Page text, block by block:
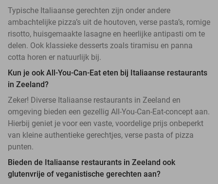
Typische Italiaanse gerechten zijn onder andere
ambachtelijke pizza’s uit de houtoven, verse pasta’s, romige
risotto, huisgemaakte lasagne en heerlijke antipasti om te
delen. Ook klassieke desserts zoals tiramisu en panna
cotta horen er natuurlijk bij.
Kun je ook All-You-Can-Eat eten bij Italiaanse restaurants
in Zeeland?
Zeker! Diverse Italiaanse restaurants in Zeeland en
omgeving bieden een gezellig All-You-Can-Eat-concept aan.
Hierbij geniet je voor een vaste, voordelige prijs onbeperkt
van kleine authentieke gerechtjes, verse pasta of pizza
punten.
Bieden de Italiaanse restaurants in Zeeland ook
glutenvrije of veganistische gerechten aan?